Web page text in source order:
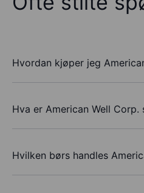
Hvordan kjøper jeg
Hva er American Well
Hvilken børs handles